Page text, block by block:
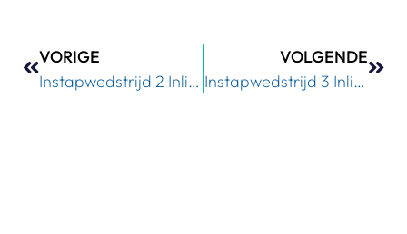
VORIGE
Instapwedstrijd 2 Inline-skaten
VOLGENDE
Instapwedstrijd 3 Inline-skaten (Finale)